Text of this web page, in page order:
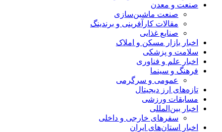
صنعت و معدن
صنعت ماشین‌سازی
مقالات کارآفرینی و برندینگ
صنایع غذایی
اخبار بازار مسکن و املاک
سلامت و پزشکی
اخبار علم و فناوری
فرهنگ و سینما
عمومی و سرگرمی
تازه‌های ارز دیجیتال
مسابقات ورزشی
اخبار بین‌المللی
سفرهای خارجی و داخلی
اخبار استان‌های ایران